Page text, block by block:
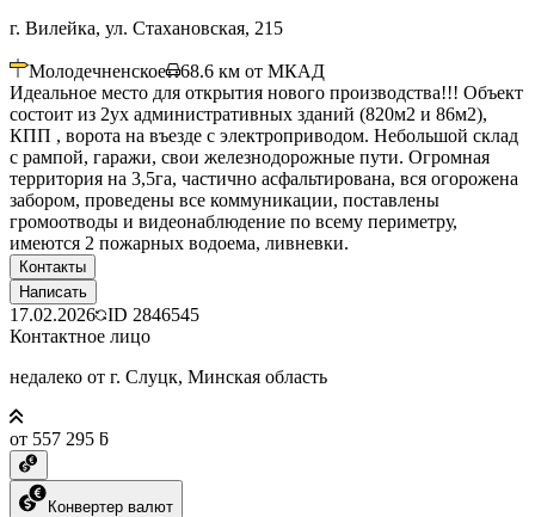
г. Вилейка, ул. Стахановская, 215
Молодечненское 68.6 км от МКАД
Идеальное место для открытия нового производства!!! Объект
состоит из 2ух административных зданий (820м2 и 86м2),
КПП , ворота на въезде с электроприводом. Небольшой склад
с рампой, гаражи, свои железнодорожные пути. Огромная
территория на 3,5га, частично асфальтирована, вся огорожена
забором, проведены все коммуникации, поставлены
громоотводы и видеонаблюдение по всему периметру,
имеются 2 пожарных водоема, ливневки.
Контакты
Написать
17.02.2026 ID 2846545
Контактное лицо
недалеко от г. Слуцк, Минская область
от 557 295 ƃ
Конвертер валют